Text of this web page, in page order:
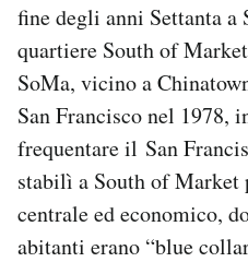
AREA PERSONALE
Area Personale
Newsletter
Notifiche mobile
Regala il Post
Esci
fine degli anni Settanta a
quartiere South of
SoMa, vicino a
San Francisco nel 1978,
frequentare il San
stabilì a South of Market
centrale ed economico,
abitanti erano “blue